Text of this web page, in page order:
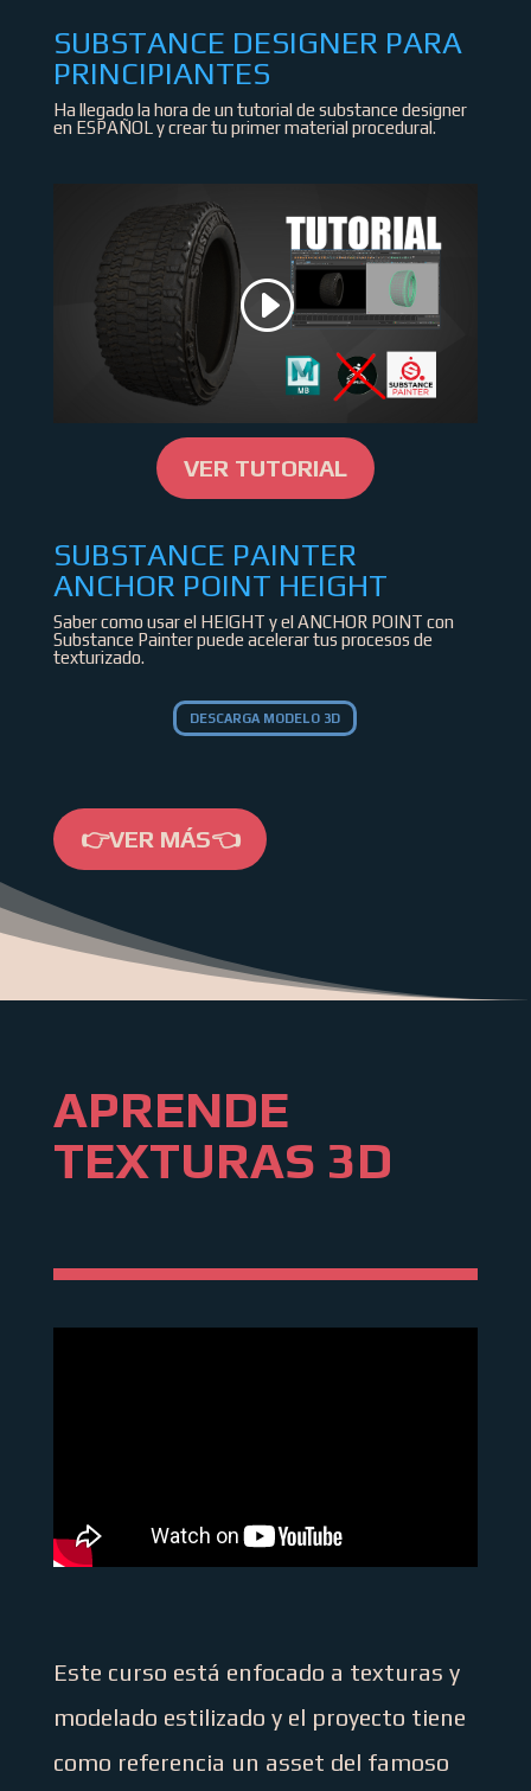
SUBSTANCE DESIGNER PARA
PRINCIPIANTES
Ha llegado la hora de un tutorial de substance designer
en ESPAÑOL y crear tu primer material procedural.
VER TUTORIAL
SUBSTANCE PAINTER
ANCHOR POINT HEIGHT
Saber como usar el HEIGHT y el ANCHOR POINT con
Substance Painter puede acelerar tus procesos de
texturizado.
DESCARGA MODELO 3D
👉VER MÁS👈
APRENDE
TEXTURAS 3D
Este curso está enfocado a texturas y
modelado estilizado y el proyecto tiene
como referencia un asset del famoso